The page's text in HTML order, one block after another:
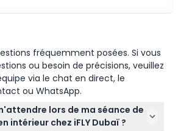
fréquemment posées. Si vous
ou besoin de précisions, veuillez
via le chat en direct, le
ou WhatsApp.
lors de ma séance de
intérieur chez iFLY Dubaï ?